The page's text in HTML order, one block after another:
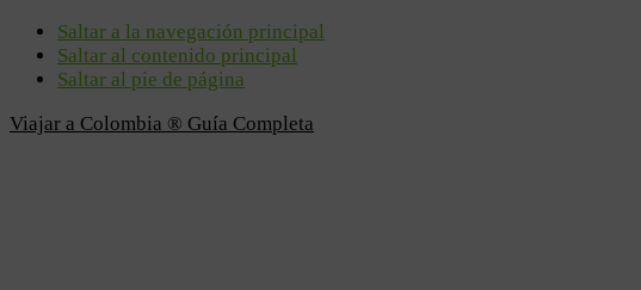
Saltar a la navegación principal
Saltar al contenido principal
Saltar al pie de página
Viajar a Colombia ® Guía Completa